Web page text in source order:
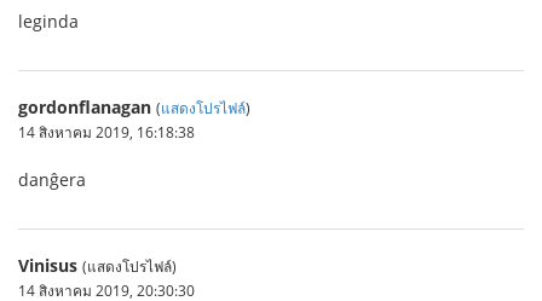
leginda
gordonflanagan (แสดงโปรไฟล์)
14 สิงหาคม 2019, 16:18:38
danĝera
Vinisus (แสดงโปรไฟล์)
14 สิงหาคม 2019, 20:30:30